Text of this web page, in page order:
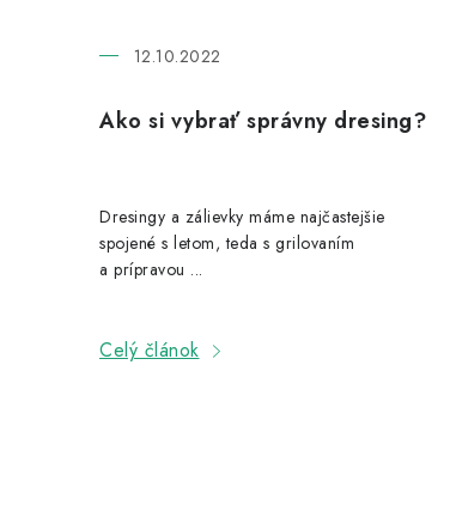
á
k
v
Ako si vybrať správny dresing?
12.10.2022
Dresingy a zálievky máme najčastejšie
spojené s letom, teda s grilovaním
a prípravou ...
Celý článok